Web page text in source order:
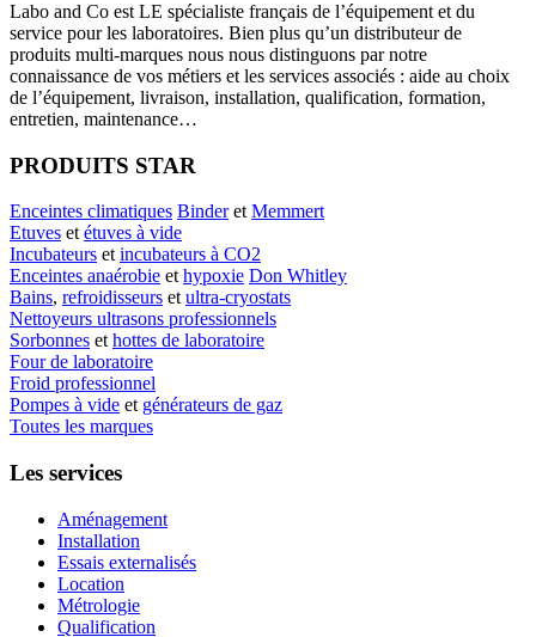
Labo and Co est LE spécialiste français de l’équipement et du
service pour les laboratoires. Bien plus qu’un distributeur de
produits multi-marques nous nous distinguons par notre
connaissance de vos métiers et les services associés : aide au choix
de l’équipement, livraison, installation, qualification, formation,
entretien, maintenance…
PRODUITS STAR
Enceintes climatiques BinderetMemmert
Etuves etétuves à vide
Incubateurs etincubateurs à CO2
Enceintes anaérobie ethypoxie Don Whitley
Bains, refroidisseurs etultra-cryostats
Nettoyeurs ultrasons professionnels
Sorbonnes ethottes de laboratoire
Four de laboratoire
Froid professionnel
Pompes à vide et générateurs de gaz
Toutes les marques
Les services
Aménagement
Installation
Essais externalisés
Location
Métrologie
Qualification